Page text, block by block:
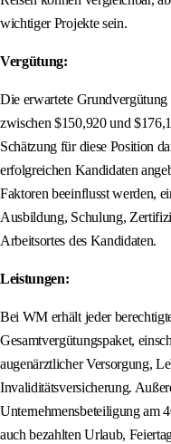
wichtiger Projekte sein.
Vergütung:
Die erwartete
zwischen $150,920 und
Schätzung für diese Position
erfolgreichen Kandidaten
Faktoren beeinflusst werden,
Ausbildung, Schulung,
Arbeitsortes des Kandidaten.
Leistungen:
Bei WM erhält jeder
Gesamtvergütungspaket,
augenärztlicher Versorgung,
Invaliditätsversicherung.
Unternehmensbeteiligung am
auch bezahlten Urlaub,